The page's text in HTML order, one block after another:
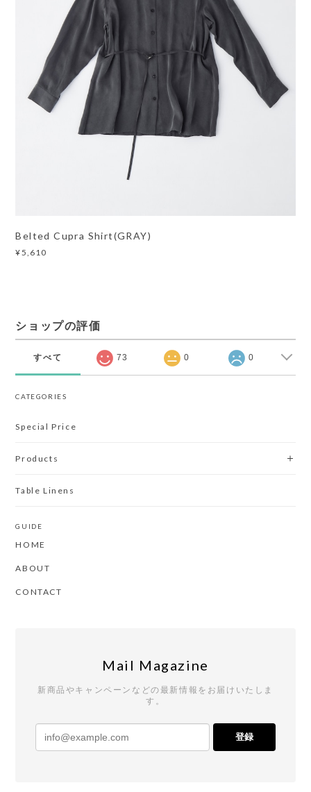
Belted Cupra Shirt(GRAY)
¥5,610
ショップの評価
すべて 73 0 0
CATEGORIES
Special Price
Products
Table Linens
GUIDE
HOME
ABOUT
CONTACT
Mail Magazine
新商品やキャンペーンなどの最新情報をお届けいたしま
す。
登録